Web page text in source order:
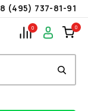
8 (495) 737-81-91
0 0